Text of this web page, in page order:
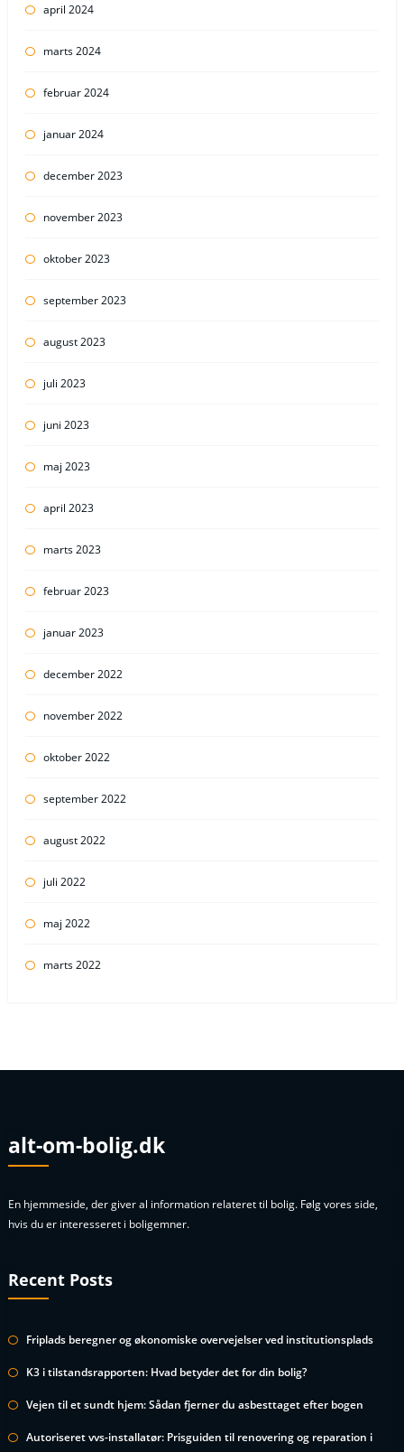
april 2024
marts 2024
februar 2024
januar 2024
december 2023
november 2023
oktober 2023
september 2023
august 2023
juli 2023
juni 2023
maj 2023
april 2023
marts 2023
februar 2023
januar 2023
december 2022
november 2022
oktober 2022
september 2022
august 2022
juli 2022
maj 2022
marts 2022
alt-om-bolig.dk
En hjemmeside, der giver al information relateret til bolig. Følg vores side,
hvis du er interesseret i boligemner.
Recent Posts
Friplads beregner og økonomiske overvejelser ved institutionsplads
K3 i tilstandsrapporten: Hvad betyder det for din bolig?
Vejen til et sundt hjem: Sådan fjerner du asbesttaget efter bogen
Autoriseret vvs-installatør: Prisguiden til renovering og reparation i